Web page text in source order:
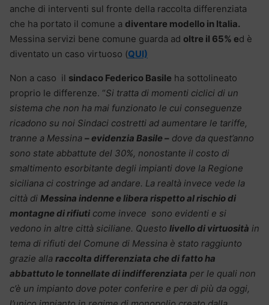
anche di interventi sul fronte della raccolta differenziata
che ha portato il comune a diventare modello in Italia.
Messina servizi bene comune guarda ad oltre il 65% ed è
diventato un caso virtuoso (QUI)
Non a caso il sindaco Federico Basile ha sottolineato
proprio le differenze. “Si tratta di momenti ciclici di un
sistema che non ha mai funzionato le cui conseguenze
ricadono su noi Sindaci costretti ad aumentare le tariffe,
tranne a Messina – evidenzia Basile – dove da quest’anno
sono state abbattute del 30%, nonostante il costo di
smaltimento esorbitante degli impianti dove la Regione
siciliana ci costringe ad andare. La realtà invece vede la
città di Messina indenne e libera rispetto al rischio di
montagne di rifiuti come invece sono evidenti e si
vedono in altre città siciliane. Questo livello di virtuosità in
tema di rifiuti del Comune di Messina è stato raggiunto
grazie alla raccolta differenziata che di fatto ha
abbattuto le tonnellate di indifferenziata per le quali non
c’è un impianto dove poter conferire e per di più da oggi,